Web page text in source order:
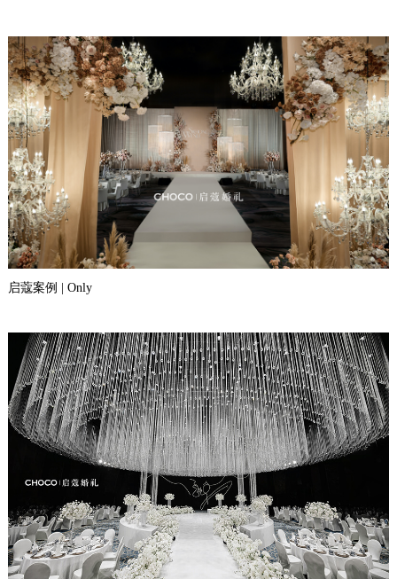
启蔻案例 | Only